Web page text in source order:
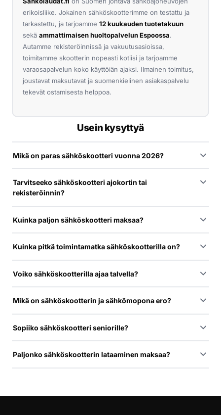
erikoisliike. Jokainen sähköskootterimme on testattu ja
tarkastettu, ja tarjoamme 12 kuukauden tuotetakuun
sekä ammattimaisen huoltopalvelun Espoossa.
Autamme rekisteröinnissä ja vakuutusasioissa,
toimitamme skootterin nopeasti kotiisi ja tarjoamme
varaosapalvelun koko käyttöiän ajaksi. Ilmainen toimitus,
joustavat maksutavat ja suomenkielinen asiakaspalvelu
tekevät ostamisesta helppoa.
Usein kysyttyä
Mikä on paras sähköskootteri vuonna 2026?
Tarvitseeko sähköskootteri ajokortin tai
rekisteröinnin?
Kuinka paljon sähköskootteri maksaa?
Kuinka pitkä toimintamatka sähköskootterilla on?
Voiko sähköskootterilla ajaa talvella?
Mikä on sähköskootterin ja sähkömopona ero?
Sopiiko sähköskootteri seniorille?
Paljonko sähköskootterin lataaminen maksaa?